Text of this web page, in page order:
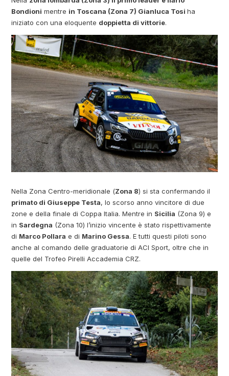
Bondioni mentre in Toscana (Zona 7) Gianluca Tosiha
iniziato con una eloquente doppietta di vittorie.
Nella Zona Centro-meridionale (Zona 8) si sta confermando il
primato di Giuseppe Testa, lo scorso anno vincitore di due
zone e della finale di Coppa Italia. Mentre in Sicilia (Zona 9) e
in Sardegna (Zona 10) l’inizio vincente è stato rispettivamente
di Marco Pollara e di Marino Gessa. E tutti questi piloti sono
anche al comando delle graduatorie di ACI Sport, oltre che in
quelle del Trofeo Pirelli Accademia CRZ.